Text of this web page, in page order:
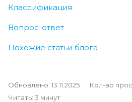
Классификация
Вопрос-ответ
Похожие статьи блога
Обновлено: 13.11.2025
Кол-во
Читать: 3 минут